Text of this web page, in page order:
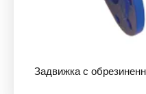
Задвижка с